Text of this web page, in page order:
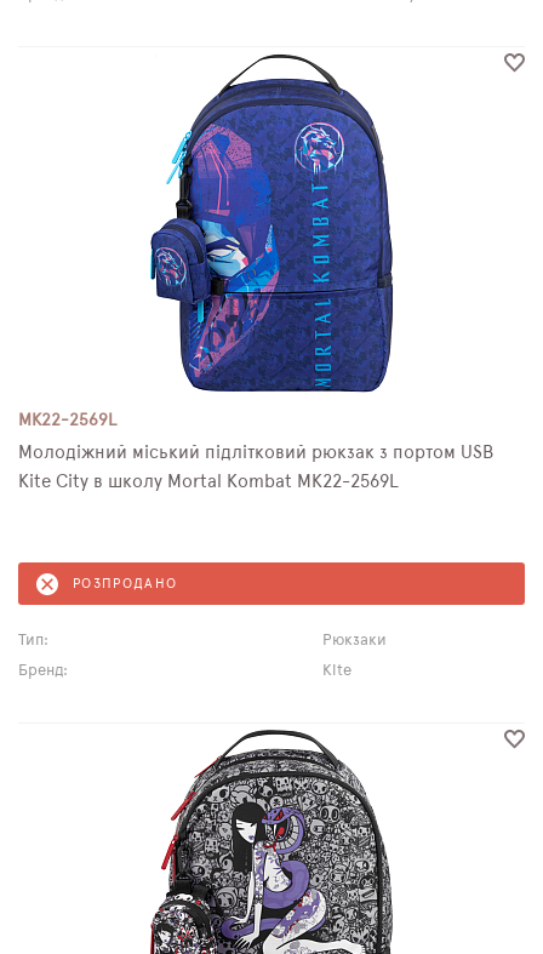
MK22-2569L
Молодіжний міський підлітковий рюкзак з портом USB
Kite City в школу Mortal Kombat MK22-2569L
РОЗПРОДАНО
Тип:
Рюкзаки
Бренд:
Kite